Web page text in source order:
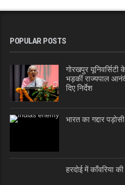
POPULAR POSTS
गोरखपुर
भड़कीं राज्यपाल
दिए निर्देश
भारत का गद्दार
हरदोई में काँवरिया